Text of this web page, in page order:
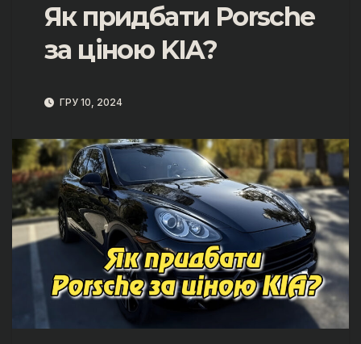
Як придбати Porsche
за ціною KIA?
ГРУ 10, 2024